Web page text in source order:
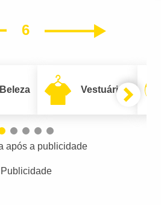
6
Vestuário
após a publicidade
Publicidade